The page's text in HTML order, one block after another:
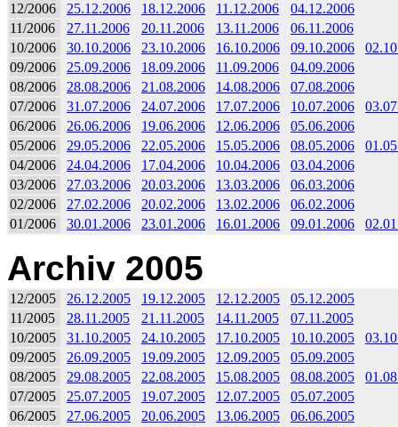
12/2006 25.12.2006 18.12.2006 11.12.2006
04.12.2006
11/2006
27.11.2006 20.11.2006 13.11.2006
06.11.2006
10/2006
30.10.2006 23.10.2006 16.10.2006 09.10.2006
09/2006
25.09.2006 18.09.2006 11.09.2006
04.09.2006
08/2006
28.08.2006 21.08.2006 14.08.2006
07.08.2006
07/2006
31.07.2006 24.07.2006 17.07.2006 10.07.2006
06/2006
26.06.2006 19.06.2006 12.06.2006
05.06.2006
05/2006
29.05.2006 22.05.2006 15.05.2006 08.05.2006
04/2006
24.04.2006 17.04.2006 10.04.2006
03.04.2006
03/2006
27.03.2006 20.03.2006 13.03.2006
06.03.2006
02/2006
27.02.2006 20.02.2006 13.02.2006
06.02.2006
01/2006
30.01.2006 23.01.2006 16.01.2006 09.01.2006
Archiv 2005
12/2005 26.12.2005 19.12.2005 12.12.2005
05.12.2005
11/2005
28.11.2005 21.11.2005 14.11.2005
07.11.2005
10/2005
31.10.2005 24.10.2005 17.10.2005 10.10.2005
09/2005
26.09.2005 19.09.2005 12.09.2005
05.09.2005
08/2005
29.08.2005 22.08.2005 15.08.2005 08.08.2005
07/2005
25.07.2005 19.07.2005 12.07.2005
05.07.2005
06/2005
27.06.2005 20.06.2005 13.06.2005
06.06.2005